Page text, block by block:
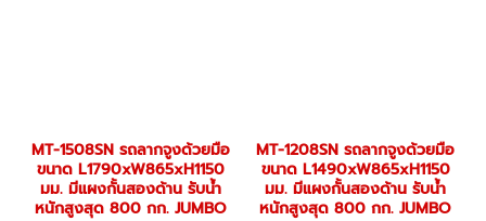
MT-1508SN รถลากจูงด้วยมือ
ขนาด L1790xW865xH1150
มม. มีแผงกั้นสองด้าน รับน้ำ
หนักสูงสุด 800 กก. JUMBO
MT-1208SN รถลากจูงด้วยมือ
ขนาด L1490xW865xH1150
มม. มีแผงกั้นสองด้าน รับน้ำ
หนักสูงสุด 800 กก. JUMBO